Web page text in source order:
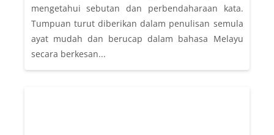
mengetahui sebutan dan perbendaharaan kata.
Tumpuan turut diberikan dalam penulisan semula
ayat mudah dan berucap dalam bahasa Melayu
secara berkesan...